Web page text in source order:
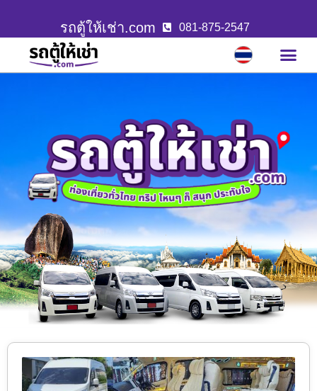
รถตู้ให้เช่า.com 081-875-2547